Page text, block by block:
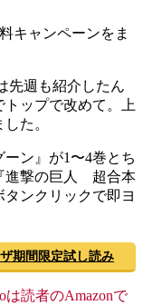
キャンペーンをま
先週も紹介したん
ップで改めて。上
た。
ン』が1〜4巻とち
進撃の巨人 超合本
ンクリックで即ヨ
期間限定試し読み
は読者のAmazonで